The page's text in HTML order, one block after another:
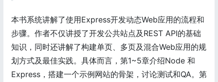
本书系统讲解了使用Express开发动态Web应用的流程和
步骤。作者不仅讲授了开发公共站点及REST API的基础
知识，同时还讲解了构建单页、多页及混合Web应用的规
划方式及最佳实践。具体而言，第1~5章介绍Node 和
Express，搭建一个示例网站的骨架，讨论测试和QA。第